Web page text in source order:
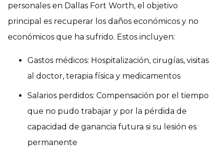
personales en Dallas Fort Worth, el objetivo
principal es recuperar los daños económicos y no
económicos que ha sufrido. Estos incluyen:
Gastos médicos: Hospitalización, cirugías, visitas
al doctor, terapia física y medicamentos
Salarios perdidos: Compensación por el tiempo
que no pudo trabajar y por la pérdida de
capacidad de ganancia futura si su lesión es
permanente